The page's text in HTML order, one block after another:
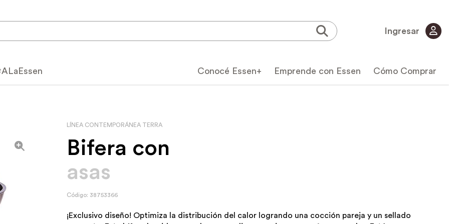
Ingresar
Cómo utilizar tu Essen
Servicio post-venta
Conocé Essen+ Emprende con Essen Cómo Comprar
LÍNEA CONTEMPORÁNEA TERRA
Bifera con
asas
Código: 38753366
¡Exclusivo diseño! Optimiza la distribución del calor logrando una cocción pareja y un sellado